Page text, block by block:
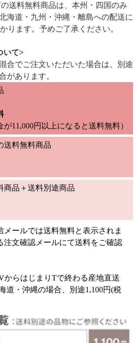
送料無料商品は、本州・四国のみ
海道・九州・沖縄・離島への配送に
ります。予めご了承ください。
いて>
合でご注文いただいた場合は、別途
があります。
が11,000円以上になると送料無料）
送料無料商品
商品＋送料別途商品
メールでは送料無料と表示されま
注文確認メールにて送料をご確認
からはじまりTで終わる産地直送
道・沖縄の場合、別途1,100円(税